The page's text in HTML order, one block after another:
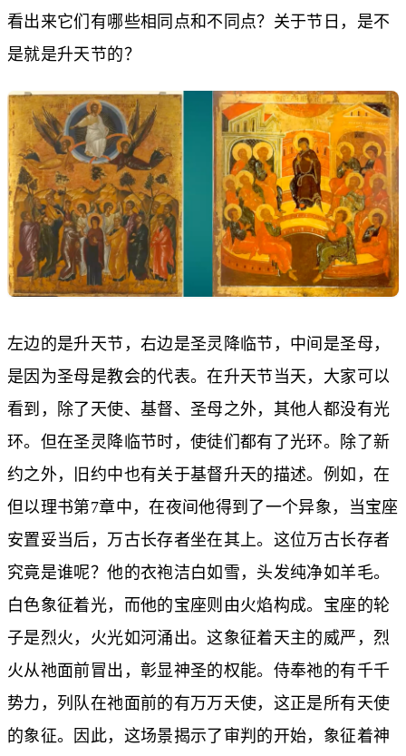
看出来它们有哪些相同点和不同点？关于节日，是不
是就是升天节的？
左边的是升天节，右边是圣灵降临节，中间是圣母，
是因为圣母是教会的代表。在升天节当天，大家可以
看到，除了天使、基督、圣母之外，其他人都没有光
环。但在圣灵降临节时，使徒们都有了光环。除了新
约之外，旧约中也有关于基督升天的描述。例如，在
但以理书第7章中，在夜间他得到了一个异象，当宝座
安置妥当后，万古长存者坐在其上。这位万古长存者
究竟是谁呢？他的衣袍洁白如雪，头发纯净如羊毛。
白色象征着光，而他的宝座则由火焰构成。宝座的轮
子是烈火，火光如河涌出。这象征着天主的威严，烈
火从祂面前冒出，彰显神圣的权能。侍奉祂的有千千
势力，列队在祂面前的有万万天使，这正是所有天使
的象征。因此，这场景揭示了审判的开始，象征着神